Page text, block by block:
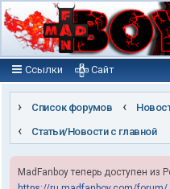
Ссылки Сайт
Список форумов
Статьи/Новости с главной
MadFanboy теперь доступен из